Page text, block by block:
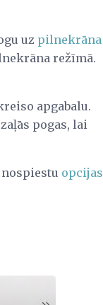
uz pilnekrāna
režīmā.
apgabalu.
pogas, lai
nospiestu opcijas